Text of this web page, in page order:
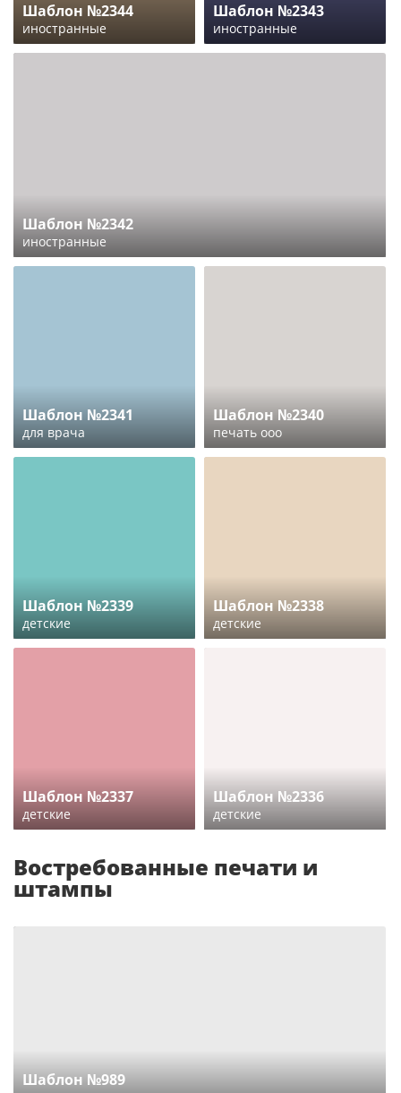
Шаблон №2344
иностранные
Шаблон №2343
иностранные
Шаблон №2342
иностранные
Шаблон №2341
для врача
Шаблон №2340
печать ооо
Шаблон №2339
детские
Шаблон №2338
детские
Шаблон №2337
детские
Шаблон №2336
детские
Востребованные печати и
штампы
Шаблон №989